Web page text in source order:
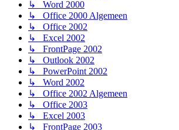
↳ Word 2000
↳ Office 2000 Algemeen
↳ Office 2002
↳ Excel 2002
↳ FrontPage 2002
↳ Outlook 2002
↳ PowerPoint 2002
↳ Word 2002
↳ Office 2002 Algemeen
↳ Office 2003
↳ Excel 2003
↳ FrontPage 2003